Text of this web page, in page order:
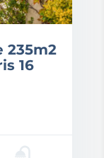
235m2
16